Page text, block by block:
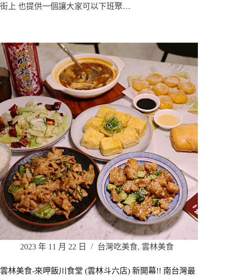
街上 也提供一個讓大家可以下班聚…
2023 年 11 月 22 日 台灣吃美食, 雲林美食
雲林美食-來呷飯川食堂 (雲林斗六店) 新開幕!! 南台灣最